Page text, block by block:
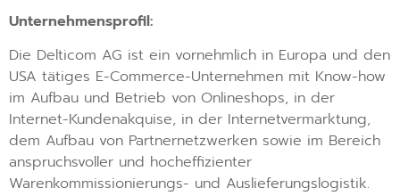
Unternehmensprofil:
Die Delticom AG ist ein vornehmlich in Europa und den
USA tätiges E-Commerce-Unternehmen mit Know-how
im Aufbau und Betrieb von Onlineshops, in der
Internet-Kundenakquise, in der Internetvermarktung,
dem Aufbau von Partnernetzwerken sowie im Bereich
anspruchsvoller und hocheffizienter
Warenkommissionierungs- und Auslieferungslogistik.